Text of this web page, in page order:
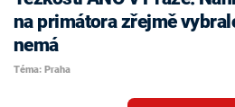
na primátora zřejmě
nemá
Téma: Praha